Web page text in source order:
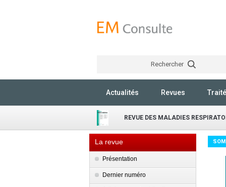
Rechercher
Actualités Revues
REVUE DES MALADIES
La revue
Présentation
Dernier numéro